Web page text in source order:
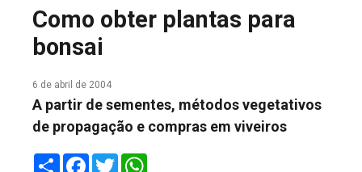
FALE CONOSCO
Como obter plantas para
bonsai
6 de abril de 2004
A partir de sementes, métodos vegetativos
de propagação e compras em viveiros
ShareFacebook
Twitter